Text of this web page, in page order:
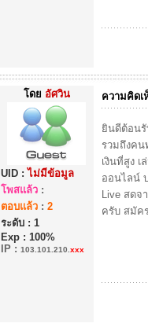
โดย อัศวิน
UID :ไม่มีข้อมูล
โพสแล้ว:
ตอบแล้ว: 2
ระดับ : 1
Exp : 100%
IP: 103.101.210. xxx
ความคิด
ยินดีต้อน
รวมถึงคน
เงินที่สูง
ออนไลน์
Live สดจ
ครับ สมัค